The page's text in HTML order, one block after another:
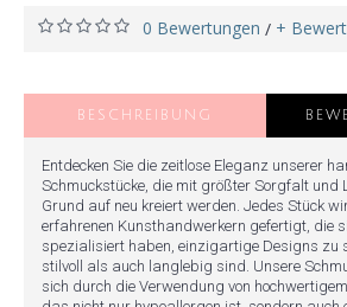
0 Bewertungen / +
BESCHREIBUNG
Entdecken Sie die zeitlose Eleganz unserer
Schmuckstücke, die mit größter Sorgfalt und
Grund auf neu kreiert werden. Jedes Stück
erfahrenen Kunsthandwerkern gefertigt, die
spezialisiert haben, einzigartige Designs zu
stilvoll als auch langlebig sind. Unsere
sich durch die Verwendung von